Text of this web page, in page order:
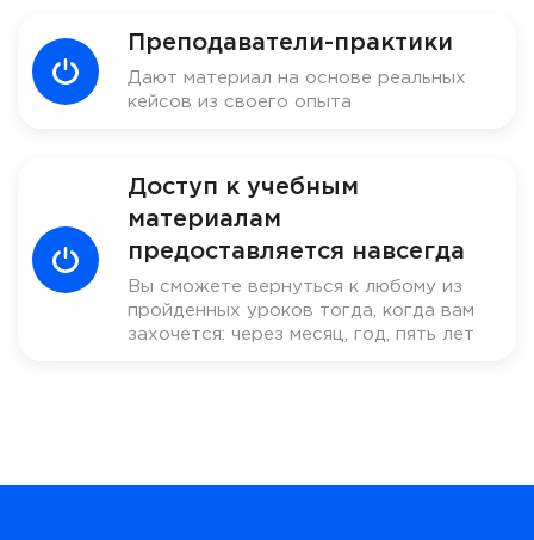
Преподаватели-практики
Дают материал на основе реальных
кейсов из своего опыта
Доступ к учебным
материалам
предоставляется навсегда
Вы сможете вернуться к любому из
пройденных уроков тогда, когда вам
захочется: через месяц, год, пять лет